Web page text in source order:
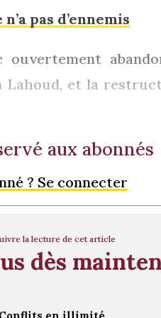
pas d’ennemis
ouvertement
et la
aux abonnés
? Se connecter
la lecture de cet article
dès